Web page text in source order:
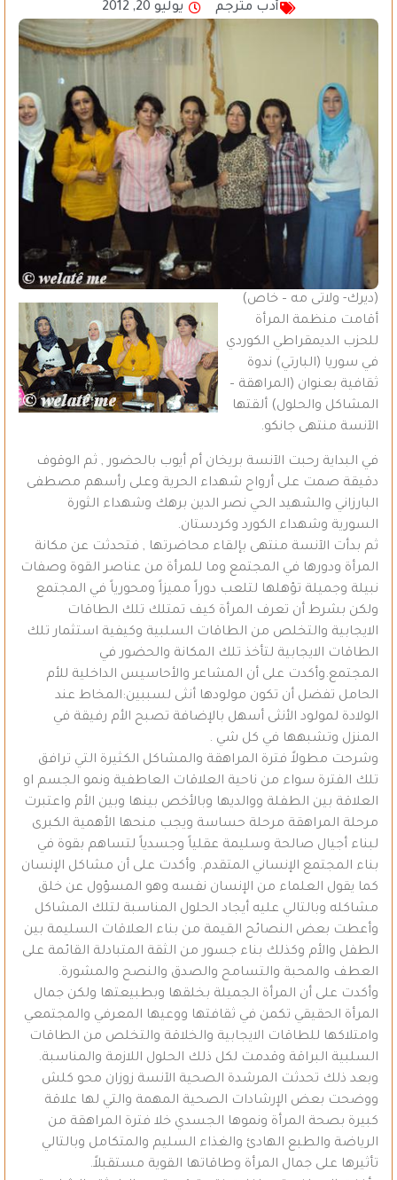
أدب مترجم
يوليو 20, 2012
(ديرك- ولاتى مه – خاص)
أقامت منظمة المرأة
للحزب الديمقراطي الكوردي
في سوريا (البارتي) ندوة
ثقافية بعنوان (المراهقة –
المشاكل والحلول) ألقتها
الآنسة منتهى جانكو.
في البداية رحبت الآنسة بريخان أم أيوب بالحضور , ثم الوقوف
دقيقة صمت على أرواح شهداء الحرية وعلى رأسهم مصطفى
البارزاني والشهيد الحي نصر الدين برهك وشهداء الثورة
السورية وشهداء الكورد وكردستان.
ثم بدأت الآنسة منتهى بإلقاء محاضرتها , فتحدثت عن مكانة
المرأة ودورها في المجتمع وما للمرأة من عناصر القوة وصفات
نبيلة وجميلة تؤهلها لتلعب دوراً مميزاً ومحورياً في المجتمع
ولكن بشرط أن تعرف المرأة كيف تمتلك تلك الطاقات
الايجابية والتخلص من الطاقات السلبية وكيفية استثمار تلك
الطاقات الايجابية لتأخذ تلك المكانة والحضور في
المجتمع.وأكدت على أن المشاعر والأحاسيس الداخلية للأم
الحامل تفضل أن تكون مولودها أنثى لسببين:المخاط عند
الولادة لمولود الأنثى أسهل بالإضافة تصبح الأم رفيقة في
المنزل وتشبهها في كل شي .
وشرحت مطولاً فترة المراهقة والمشاكل الكثيرة التي ترافق
تلك الفترة سواء من ناحية العلاقات العاطفية ونمو الجسم او
العلاقة بين الطفلة ووالديها وبالأخص بينها وبين الأم واعتبرت
مرحلة المراهقة مرحلة حساسة ويجب منحها الأهمية الكبرى
لبناء أجيال صالحة وسليمة عقلياً وجسدياً لتساهم بقوة في
بناء المجتمع الإنساني المتقدم. وأكدت على أن مشاكل الإنسان
كما يقول العلماء من الإنسان نفسه وهو المسؤول عن خلق
مشاكله وبالتالي عليه أيجاد الحلول المناسبة لتلك المشاكل
وأعطت بعض النصائح القيمة من بناء العلاقات السليمة بين
الطفل والأم وكذلك بناء جسور من الثقة المتبادلة القائمة على
العطف والمحبة والتسامح والصدق والنصح والمشورة.
وأكدت على أن المرأة الجميلة بخلقها وبطبيعتها ولكن جمال
المرأة الحقيقي تكمن في ثقافتها ووعيها المعرفي والمجتمعي
وامتلاكها للطاقات الايجابية والخلاقة والتخلص من الطاقات
السلبية البراقة وقدمت لكل ذلك الحلول اللازمة والمناسبة.
وبعد ذلك تحدثت المرشدة الصحية الآنسة زوزان محو كلش
ووضحت بعض الإرشادات الصحية المهمة والتي لها علاقة
كبيرة بصحة المرأة ونموها الجسدي خلا فترة المراهقة من
الرياضة والطبع الهادئ والغذاء السليم والمتكامل وبالتالي
تأثيرها على جمال المرأة وطاقاتها القوية مستقبلاً.